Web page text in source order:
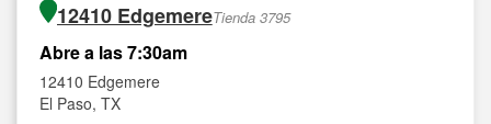
12410 EdgemereTienda 3795
Abre a las 7:30am
12410 Edgemere
El Paso, TX